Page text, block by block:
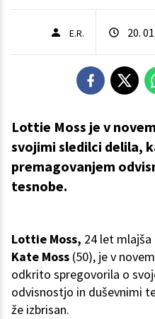
E.R. 20.
Lottie Moss je v
svojimi sledilci delila,
premagovanjem
tesnobe.
Lottie Moss, 24 let
Kate Moss (50), je v
odkrito spregovorila o
odvisnostjo in duševnimi
že izbrisan.